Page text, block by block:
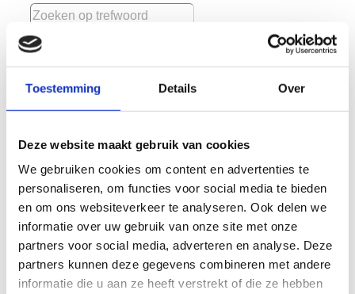
Toestemming Details Over
Deze website maakt gebruik van cookies
We gebruiken cookies om content en advertenties te
personaliseren, om functies voor social media te bieden
en om ons websiteverkeer te analyseren. Ook delen we
informatie over uw gebruik van onze site met onze
partners voor social media, adverteren en analyse. Deze
partners kunnen deze gegevens combineren met andere
informatie die u aan ze heeft verstrekt of die ze hebben